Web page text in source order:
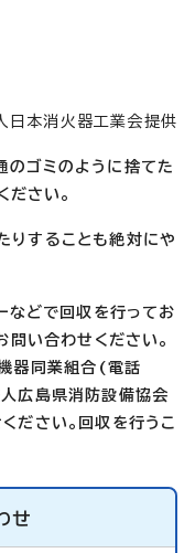
日本消火器工業会提供
のゴミのように捨てた
ださい。
りすることも絶対にや
などで回収を行ってお
問い合わせください。
器同業組合(電話
島県消防設備協会
さい。回収を行うこ
せ